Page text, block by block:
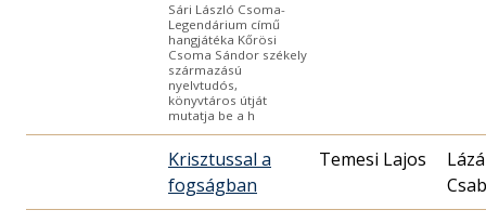
Sári László Csoma-
Legendárium című
hangjátéka Kőrösi
Csoma Sándor székely
származású
nyelvtudós,
könyvtáros útját
mutatja be a h
Krisztussal a
fogságban
Temesi Lajos